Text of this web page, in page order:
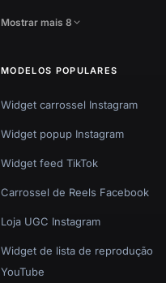
Mostrar mais 8
MODELOS POPULARES
Widget carrossel Instagram
Widget popup Instagram
Widget feed TikTok
Carrossel de Reels Facebook
Loja UGC Instagram
Widget de lista de reprodução
YouTube